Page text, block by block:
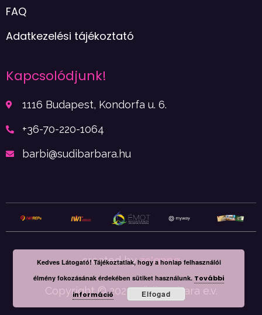
FAQ
Adatkezelési tájékoztató
Kapcsolódjunk!
1116 Budapest, Kondorfa u. 6.
+36-70-220-1064
barbi@sudibarbara.hu
created byzs’anna
Copyright © 2022. Südi Barbara e.v.
Kedves Látogató! Tájékoztatlak, hogy a honlap felhasználói
élmény fokozásának érdekében sütiket használunk. További
információ
Elfogad